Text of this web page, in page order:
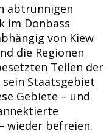
abtrünnigen
im Donbass
von Kiew
die Regionen
Teilen der
Staatsgebiet
Gebiete – und
wieder befreien.